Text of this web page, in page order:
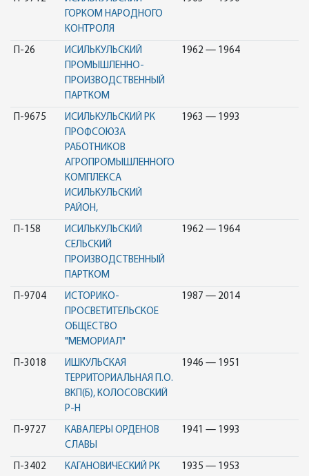
ГОРКОМ НАРОДНОГО
КОНТРОЛЯ
П-26
ИСИЛЬКУЛЬСКИЙ
ПРОМЫШЛЕННО-
ПРОИЗВОДСТВЕННЫЙ
ПАРТКОМ
1962 — 1964
П-9675
ИСИЛЬКУЛЬСКИЙ РК
ПРОФСОЮЗА
РАБОТНИКОВ
АГРОПРОМЫШЛЕННОГО
КОМПЛЕКСА
ИСИЛЬКУЛЬСКИЙ
РАЙОН,
1963 — 1993
П-158
ИСИЛЬКУЛЬСКИЙ
СЕЛЬСКИЙ
ПРОИЗВОДСТВЕННЫЙ
ПАРТКОМ
1962 — 1964
П-9704
ИСТОРИКО-
ПРОСВЕТИТЕЛЬСКОЕ
ОБЩЕСТВО
"МЕМОРИАЛ"
1987 — 2014
П-3018
ИШКУЛЬСКАЯ
ТЕРРИТОРИАЛЬНАЯ П.О.
ВКП(Б), КОЛОСОВСКИЙ
Р-Н
1946 — 1951
П-9727
КАВАЛЕРЫ ОРДЕНОВ
СЛАВЫ
1941 — 1993
П-3402
КАГАНОВИЧЕСКИЙ РК
1935 — 1953